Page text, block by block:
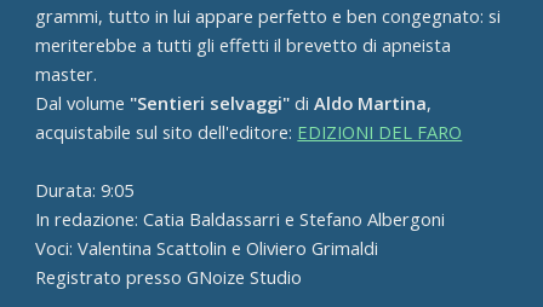
grammi, tutto in lui appare perfetto e ben congegnato: si
meriterebbe a tutti gli effetti il brevetto di apneista
master.
Dal volume "Sentieri selvaggi" diAldo Martina,
acquistabile sul sito dell'editore: EDIZIONI DEL FARO
Durata: 9:05
In redazione: Catia Baldassarri e Stefano Albergoni
Voci: Valentina Scattolin e Oliviero Grimaldi
Registrato presso GNoize Studio